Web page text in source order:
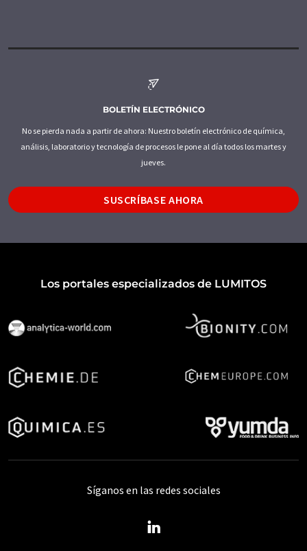
BOLETÍN ELECTRÓNICO
No se pierda nada a partir de ahora: Nuestro boletín electrónico de química,
análisis, laboratorio y tecnología de procesos le pone al día todos los martes y
jueves.
SUSCRÍBASE AHORA
Los portales especializados de LUMITOS
Síganos en las redes sociales